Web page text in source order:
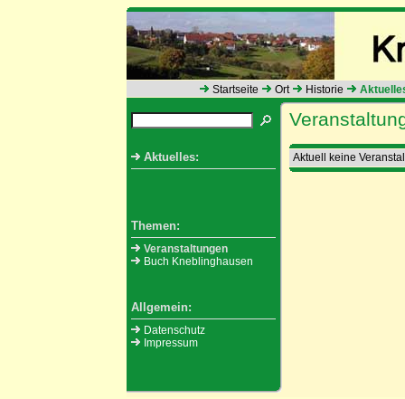
Startseite Ort Historie
Aktuelles:
Themen:
Veranstaltungen
Buch Kneblinghausen
Allgemein:
Datenschutz
Impressum
Aktuell keine